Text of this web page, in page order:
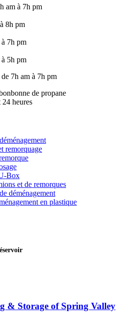
am à 7h pm
8h pm
à 7h pm
5h pm
7h am à 7h pm
de propane
heures
remorquage
Box
et de remorques
déménagement
en plastique
& Storage of Spring Valley